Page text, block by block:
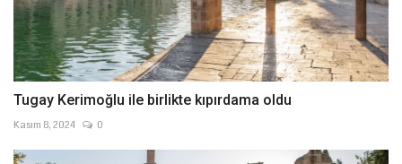
Tugay Kerimoğlu ile birlikte kıpırdama oldu
Kasım 8, 2024 0